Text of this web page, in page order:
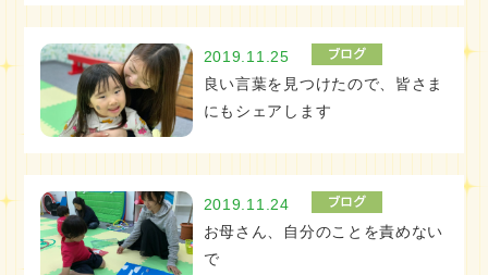
2019.11.25
良い言葉を見つけたので、皆さま
にもシェアします
2019.11.24
お母さん、自分のことを責めない
で